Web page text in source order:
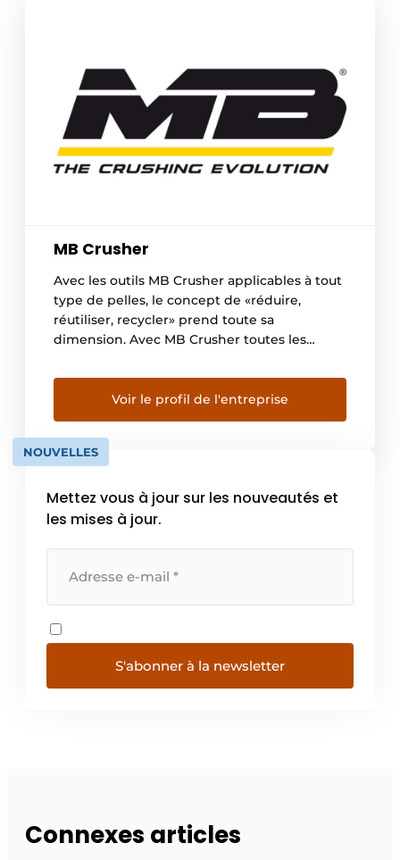
MB Crusher
Avec les outils MB Crusher applicables à tout
type de pelles, le concept de «réduire,
réutiliser, recycler» prend toute sa
dimension. Avec MB Crusher toutes les
sur chantier, en épargnant du temps, du
personnel et de l’argent. Les applications
sont multiples et permettent aux utilisateurs
d’optimiser les coûts. «Pas de coût […]
Voir le profil de l'entreprise
NOUVELLES
Mettez vous à jour sur les nouveautés et
les mises à jour.
S'abonner à la newsletter
Connexes articles